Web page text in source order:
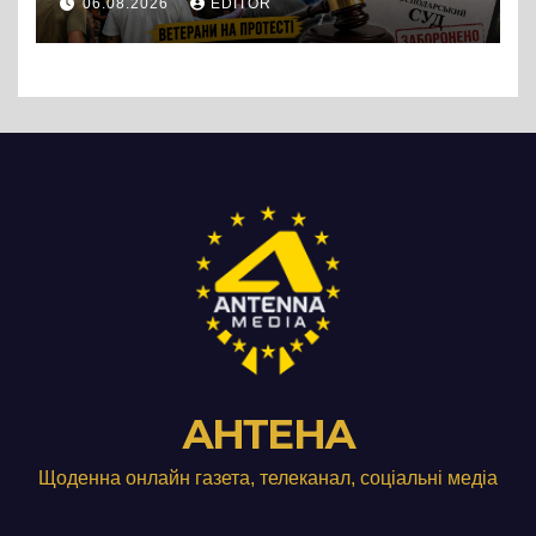
підприємства ТОВ «Омега
Три», що займається
06.08.2026 EDITOR
АНТЕНА
Щоденна онлайн газета, телеканал, соціальні медіа